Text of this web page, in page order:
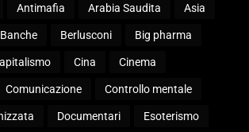
Antimafia Arabia Saudita Asia
Banche Berlusconi Big pharma
Cina Cinema
Comunicazione Controllo mentale
Documentari Esoterismo